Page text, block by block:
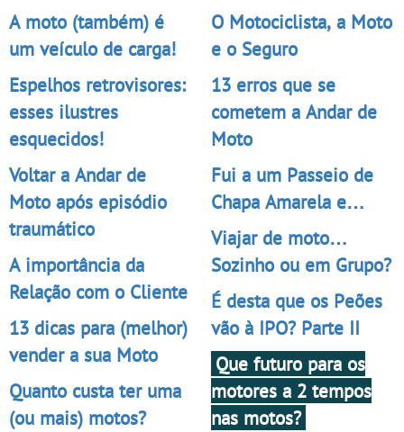
A moto (também) é
um veículo de carga!
Espelhos retrovisores:
esses ilustres
esquecidos!
Voltar a Andar de
Moto após episódio
traumático
A importância da
Relação com o Cliente
13 dicas para (melhor)
vender a sua Moto
Quanto custa ter uma
(ou mais) motos?
O Motociclista, a Moto
e o Seguro
13 erros que se
cometem a Andar de
Moto
Fui a um Passeio de
Chapa Amarela e…
Viajar de moto…
Sozinho ou em Grupo?
É desta que os Peões
vão à IPO? Parte II
Que futuro para os
motores a 2 tempos
nas motos?